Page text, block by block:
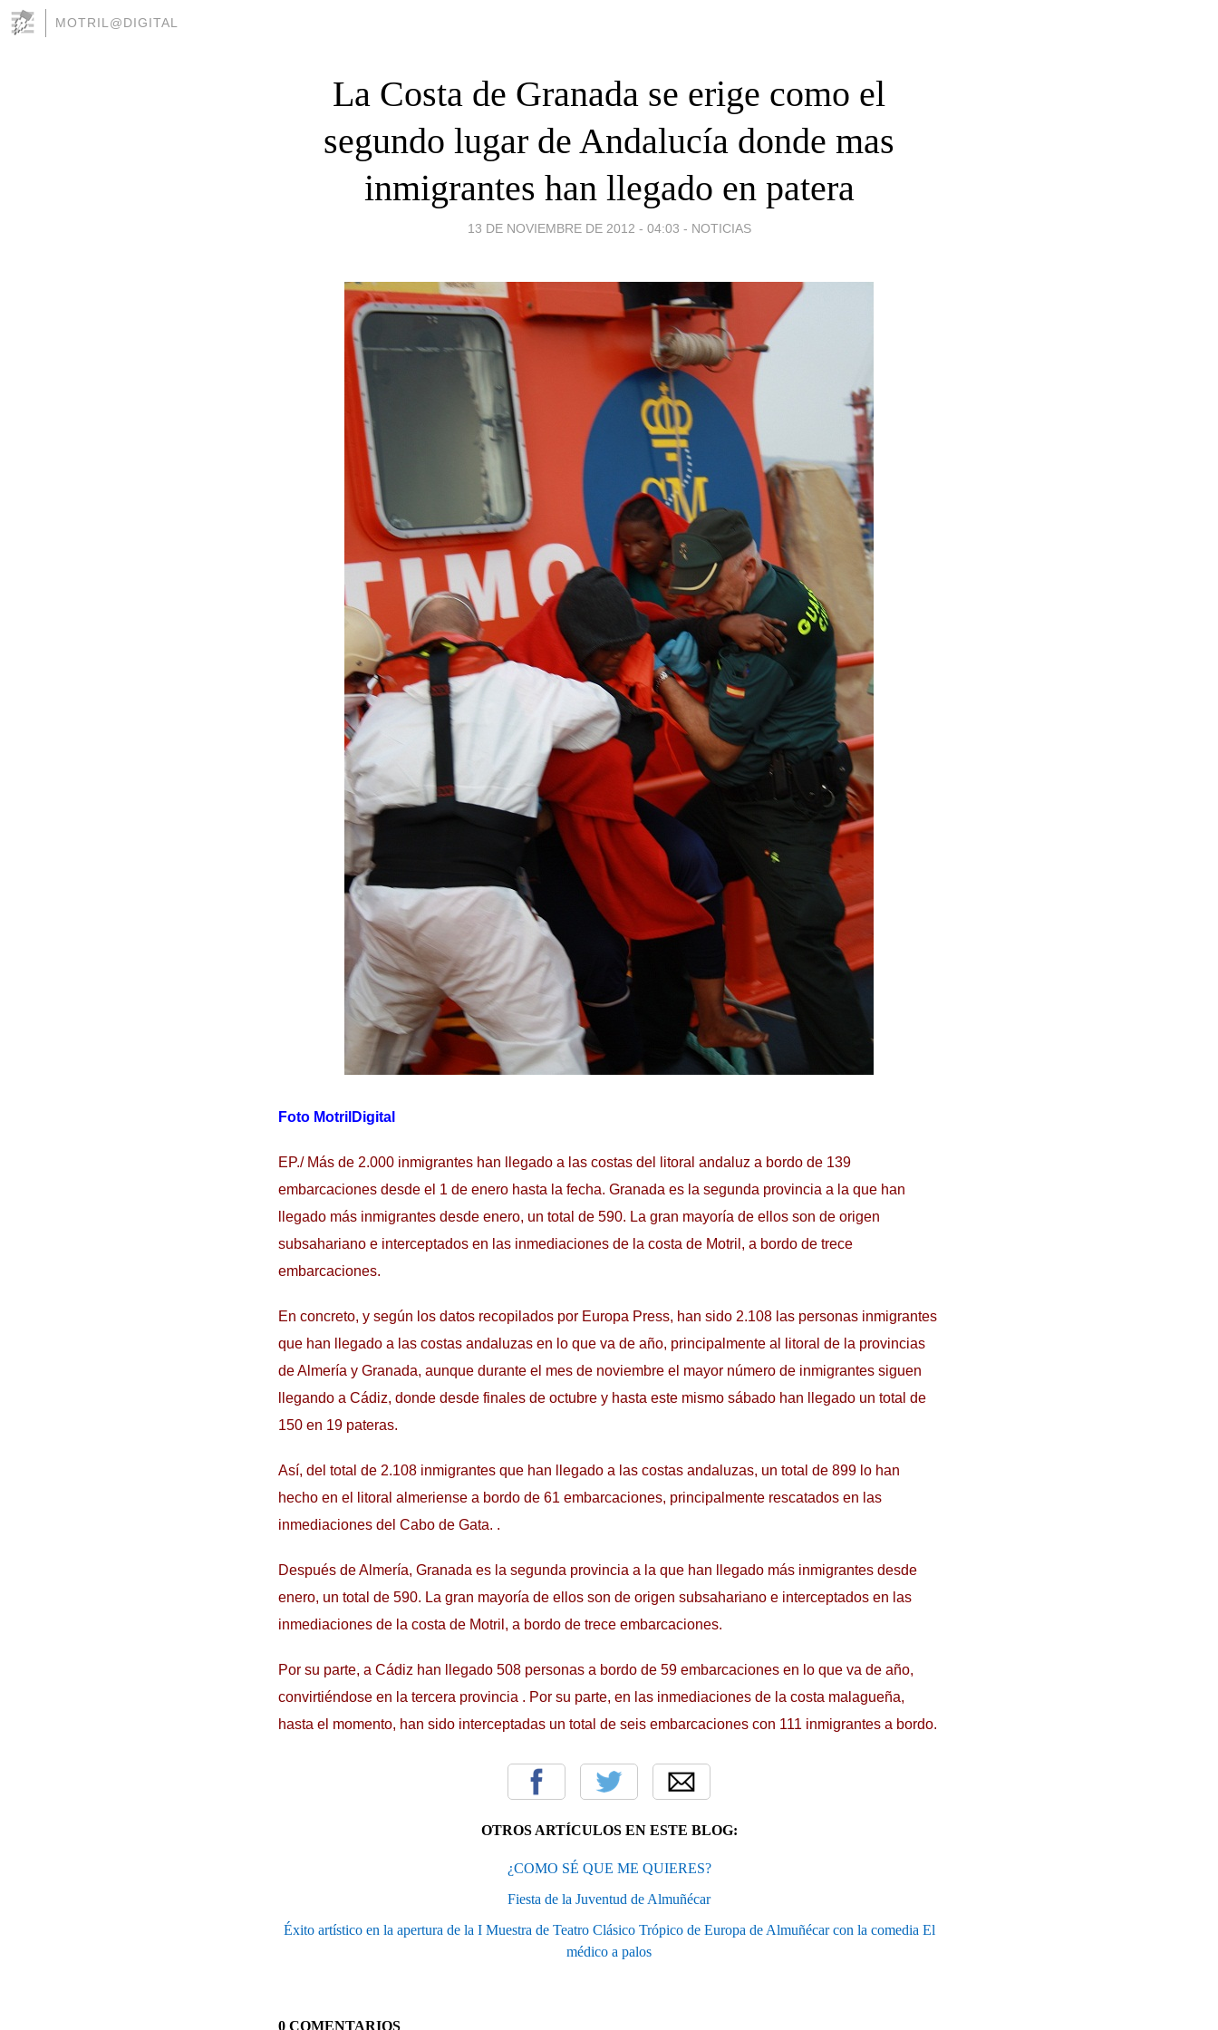
MOTRIL@DIGITAL
La Costa de Granada se erige como el
segundo lugar de Andalucía donde mas
inmigrantes han llegado en patera
13 DE NOVIEMBRE DE 2012 - 04:03 - NOTICIAS
Foto MotrilDigital
EP./ Más de 2.000 inmigrantes han llegado a las costas del litoral andaluz a bordo de 139
embarcaciones desde el 1 de enero hasta la fecha. Granada es la segunda provincia a la que han
llegado más inmigrantes desde enero, un total de 590. La gran mayoría de ellos son de origen
subsahariano e interceptados en las inmediaciones de la costa de Motril, a bordo de trece
embarcaciones.
En concreto, y según los datos recopilados por Europa Press, han sido 2.108 las personas inmigrantes
que han llegado a las costas andaluzas en lo que va de año, principalmente al litoral de la provincias
de Almería y Granada, aunque durante el mes de noviembre el mayor número de inmigrantes siguen
llegando a Cádiz, donde desde finales de octubre y hasta este mismo sábado han llegado un total de
150 en 19 pateras.
Así, del total de 2.108 inmigrantes que han llegado a las costas andaluzas, un total de 899 lo han
hecho en el litoral almeriense a bordo de 61 embarcaciones, principalmente rescatados en las
inmediaciones del Cabo de Gata. .
Después de Almería, Granada es la segunda provincia a la que han llegado más inmigrantes desde
enero, un total de 590. La gran mayoría de ellos son de origen subsahariano e interceptados en las
inmediaciones de la costa de Motril, a bordo de trece embarcaciones.
Por su parte, a Cádiz han llegado 508 personas a bordo de 59 embarcaciones en lo que va de año,
convirtiéndose en la tercera provincia . Por su parte, en las inmediaciones de la costa malagueña,
hasta el momento, han sido interceptadas un total de seis embarcaciones con 111 inmigrantes a bordo.
OTROS ARTÍCULOS EN ESTE BLOG:
¿COMO SÉ QUE ME QUIERES?
Fiesta de la Juventud de Almuñécar
Éxito artístico en la apertura de la I Muestra de Teatro Clásico Trópico de Europa de Almuñécar con la comedia El
médico a palos
0 COMENTARIOS